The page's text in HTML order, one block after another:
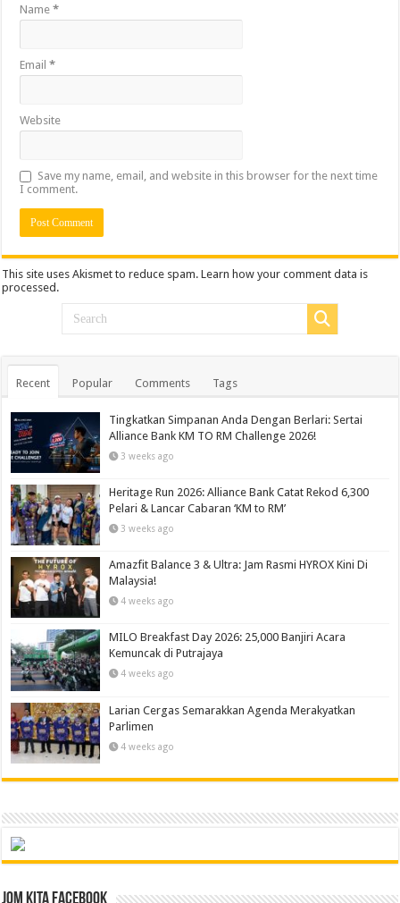
Name*
Email*
Website
Save my name, email, and website in this browser for the next time
I comment.
This site uses Akismet to reduce spam.Learn how your comment data is
processed.
Recent Popular Comments Tags
Tingkatkan Simpanan Anda Dengan Berlari: Sertai
Alliance Bank KM TO RM Challenge 2026!
3 weeks ago
Heritage Run 2026: Alliance Bank Catat Rekod 6,300
Pelari & Lancar Cabaran ‘KM to RM’
3 weeks ago
Amazfit Balance 3 & Ultra: Jam Rasmi HYROX Kini Di
Malaysia!
4 weeks ago
MILO Breakfast Day 2026: 25,000 Banjiri Acara
Kemuncak di Putrajaya
4 weeks ago
Larian Cergas Semarakkan Agenda Merakyatkan
Parlimen
4 weeks ago